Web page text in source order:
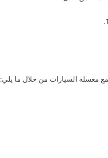
مغسلة السيارات من خلال ما يلي: